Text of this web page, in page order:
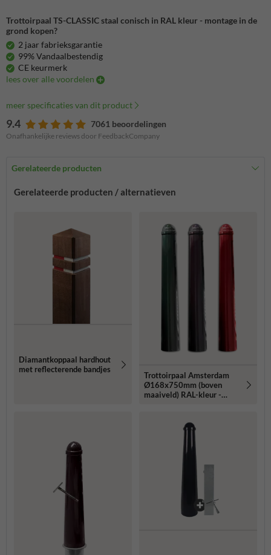
Trottoirpaal TS-CLASSIC staal conisch in RAL kleur - montage in de
grond kopen?
2 jaar fabrieksgarantie
99% Vandaalbestendig
CE keurmerk
lees over alle voordelen
meer specificaties van dit product
9.4 7061 beoordelingen
Onafhankelijke reviews door FeedbackCompany
Gerelateerde producten
Gerelateerde producten / alternatieven
Diamantkoppaal hardhout
met reflecterende bandjes
Trottoirpaal Amsterdam
Ø168x750mm (boven
maaiveld) RAL-kleur -